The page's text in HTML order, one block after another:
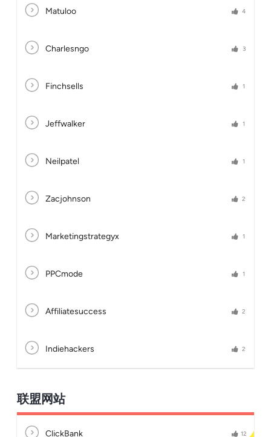
Matuloo 4
Charlesngo 3
Finchsells 1
Jeffwalker 1
Neilpatel 1
Zacjohnson 2
Marketingstrategyx 1
PPCmode 1
Affiliatesuccess 2
Indiehackers 2
联盟网站
ClickBank 12